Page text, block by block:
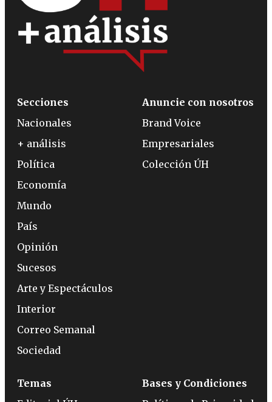
Secciones
Nacionales
+ análisis
Política
Economía
Mundo
País
Opinión
Sucesos
Arte y Espectáculos
Interior
Correo Semanal
Sociedad
Anuncie con nosotros
Brand Voice
Empresariales
Colección ÚH
Temas
Bases y Condiciones